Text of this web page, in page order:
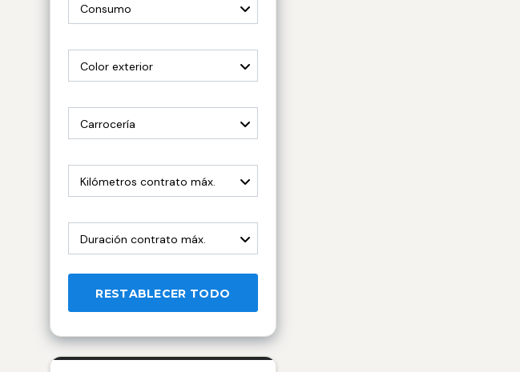
Consumo
Color exterior
Carrocería
Kilómetros contrato máx.
Duración contrato máx.
RESTABLECER TODO